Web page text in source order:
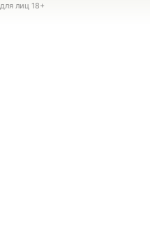
лиц 18+